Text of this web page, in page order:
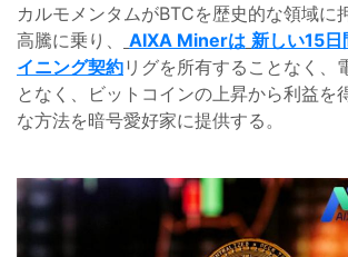
カルモメンタムがBTCを歴史的な領域に
高騰に乗り、
AIXA Minerは 新しい15
イニング契約リグを所有することなく、
となく、ビットコインの上昇から利益を
な方法を暗号愛好家に提供する。